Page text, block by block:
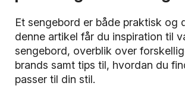
Et sengebord er både praktisk og
denne artikel får du inspiration til
sengebord, overblik over
brands samt tips til, hvordan du
passer til din stil.